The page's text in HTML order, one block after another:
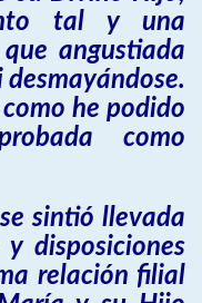
tal y una
angustiada
desmayándose.
he podido
como
sintió llevada
disposiciones
relación filial